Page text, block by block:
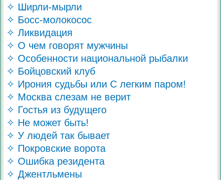
✧ Ширли-мырли
✧ Босс-молокосос
✧ Ликвидация
✧ О чем говорят мужчины
✧ Особенности национальной рыбалки
✧ Бойцовский клуб
✧ Ирония судьбы или С легким паром!
✧ Москва слезам не верит
✧ Гостья из будущего
✧ Не может быть!
✧ У людей так бывает
✧ Покровские ворота
✧ Ошибка резидента
✧ Джентльмены